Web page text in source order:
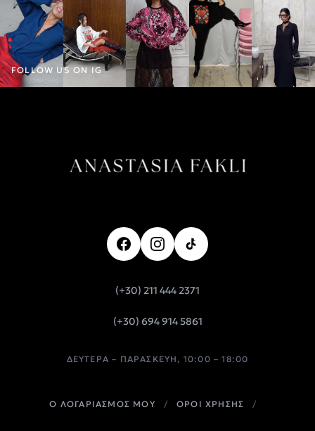
FOLLOW US ON IG
(+30) 211 444 2371
(+30) 694 914 5861
ΔΕΥΤΈΡΑ – ΠΑΡΑΣΚΕΥΉ, 10:00 – 18:00
Ο ΛΟΓΑΡΙΑΣΜΟΣ ΜΟΥ / ΟΡΟΙ ΧΡΗΣΗΣ /